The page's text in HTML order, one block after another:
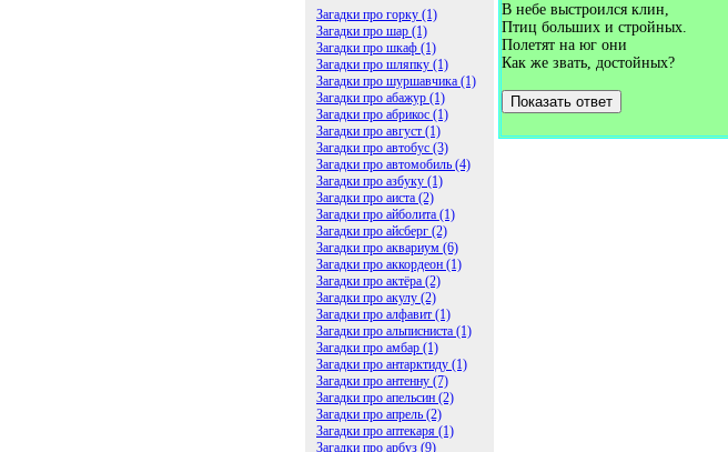
Загадки про горку (1)
Загадки про шар (1)
Загадки про шкаф (1)
Загадки про шляпку (1)
Загадки про шуршавчика (1)
Загадки про абажур (1)
Загадки про абрикос (1)
Загадки про август (1)
Загадки про автобус (3)
Загадки про автомобиль (4)
Загадки про азбуку (1)
Загадки про аиста (2)
Загадки про айболита (1)
Загадки про айсберг (2)
Загадки про аквариум (6)
Загадки про аккордеон (1)
Загадки про актёра (2)
Загадки про акулу (2)
Загадки про алфавит (1)
Загадки про альписниста (1)
Загадки про амбар (1)
Загадки про антарктиду (1)
Загадки про антенну (7)
Загадки про апельсин (2)
Загадки про апрель (2)
Загадки про аптекаря (1)
Загадки про арбуз (9)
В небе выстроился клин,
Птиц больших и стройных.
Полетят на юг они
Как же звать, достойных?
Показать ответ